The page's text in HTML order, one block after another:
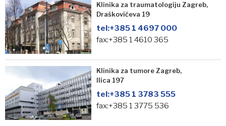
Klinika za traumatologiju Zagreb,
Draškovićeva 19
tel:+385 1 4697 000
fax:+385 1 4610 365
Klinika za tumore Zagreb,
Ilica 197
tel:+385 1 3783 555
fax:+385 1 3775 536